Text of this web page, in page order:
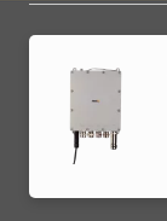
menu